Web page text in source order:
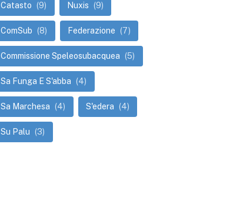
Catasto (9) Nuxis (9)
ComSub (8) Federazione (7)
Commissione Speleosubacquea (5)
Sa Funga E S'abba (4)
Sa Marchesa (4) S'edera (4)
Su Palu (3)